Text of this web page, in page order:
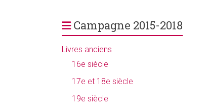
Campagne 2015-2018
Livres anciens
16e siècle
17e et 18e siècle
19e siècle